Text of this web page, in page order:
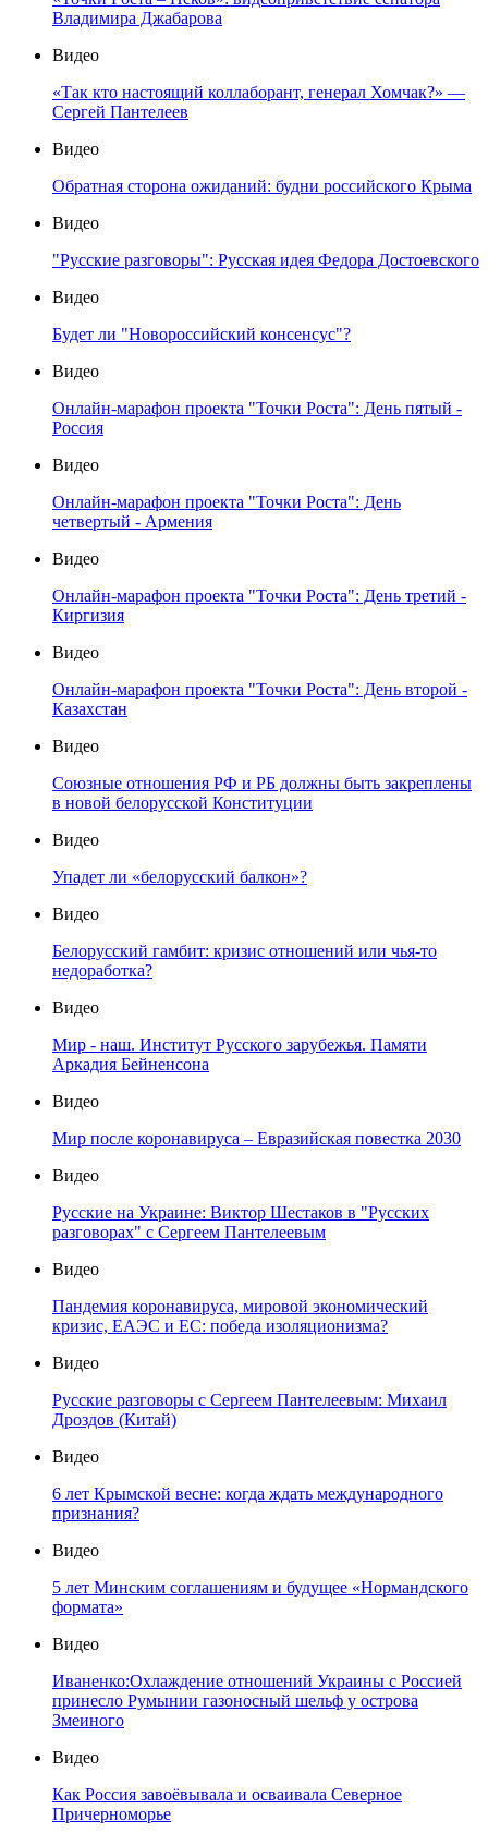
Владимира Джабарова
Видео
«Так кто настоящий коллаборант, генерал Хомчак?» —
Сергей Пантелеев
Видео
Обратная сторона ожиданий: будни российского Крыма
Видео
"Русские разговоры": Русская идея Федора Достоевского
Видео
Будет ли "Новороссийский консенсус"?
Видео
Онлайн-марафон проекта "Точки Роста": День пятый -
Россия
Видео
Онлайн-марафон проекта "Точки Роста": День
четвертый - Армения
Видео
Онлайн-марафон проекта "Точки Роста": День третий -
Киргизия
Видео
Онлайн-марафон проекта "Точки Роста": День второй -
Казахстан
Видео
Союзные отношения РФ и РБ должны быть закреплены
в новой белорусской Конституции
Видео
Упадет ли «белорусский балкон»?
Видео
Белорусский гамбит: кризис отношений или чья-то
недоработка?
Видео
Мир - наш. Институт Русского зарубежья. Памяти
Аркадия Бейненсона
Видео
Мир после коронавируса – Евразийская повестка 2030
Видео
Русские на Украине: Виктор Шестаков в "Русских
разговорах" с Сергеем Пантелеевым
Видео
Пандемия коронавируса, мировой экономический
кризис, ЕАЭС и ЕС: победа изоляционизма?
Видео
Русские разговоры с Сергеем Пантелеевым: Михаил
Дроздов (Китай)
Видео
6 лет Крымской весне: когда ждать международного
признания?
Видео
5 лет Минским соглашениям и будущее «Нормандского
формата»
Видео
Иваненко:Охлаждение отношений Украины с Россией
принесло Румынии газоносный шельф у острова
Змеиного
Видео
Как Россия завоёвывала и осваивала Северное
Причерноморье